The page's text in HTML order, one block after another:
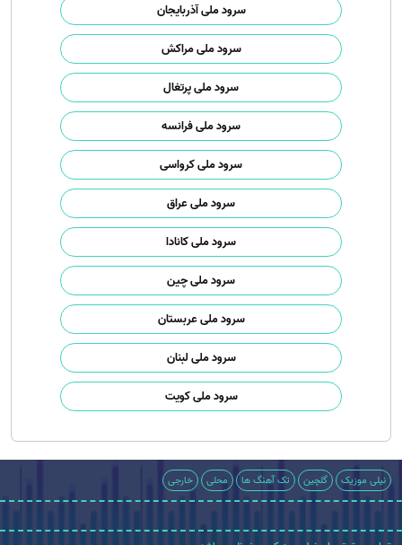
سرود ملی آذربایجان
سرود ملی مراکش
سرود ملی پرتغال
سرود ملی فرانسه
سرود ملی کرواسی
سرود ملی عراق
سرود ملی کانادا
سرود ملی چین
سرود ملی عربستان
سرود ملی لبنان
سرود ملی کویت
نیلی موزیک گلچین تک آهنگ ها محلی خارجی